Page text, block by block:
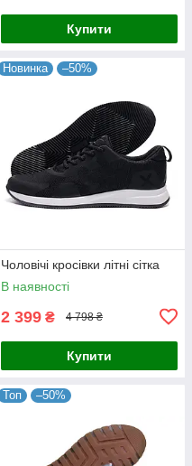
Купити
Новинка –50%
Чоловічі кросівки літні сітка
В наявності
2 399 ₴ 4 798 ₴
Купити
Топ –50%